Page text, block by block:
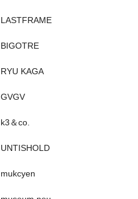
LASTFRAME
BIGOTRE
RYU KAGA
GVGV
k3＆co.
UNTISHOLD
mukcyen